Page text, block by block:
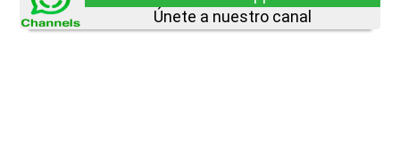
Únete a nuestro canal